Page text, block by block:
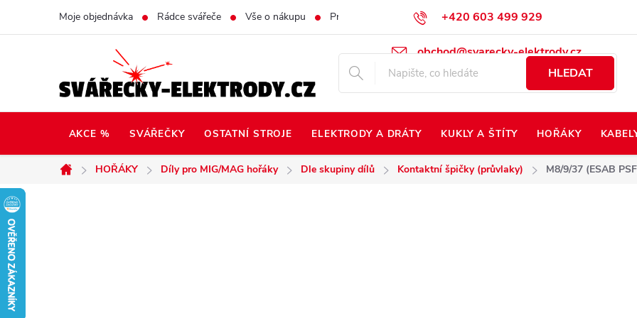
+420 603 499 929
obchod@svarecky-elektrody.cz
Moje objednávka Rádce svářeče Vše o nákupu Prodej na Slovensko Napište nám Kontakty
HLEDAT
AKCE % SVÁŘEČKY OSTATNÍ STROJE ELEKTRODY A DRÁTY KUKLY A ŠTÍTY HOŘÁKY
Domů
HOŘÁKY Díly pro MIG/MAG hořáky Dle skupiny dílů Kontaktní špičky (průvlaky) M8/9/37 (ESAB